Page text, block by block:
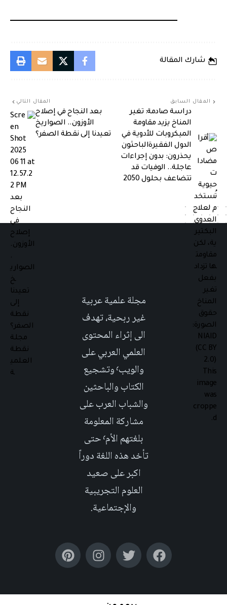
شارك المقالة
المقال السابق
دراسة صادمة: تغير
المناخ يزيد مقاومة
الميكروبات للأدوية في
الدول الفقيرةالباحثون
يحذرون: بدون إجراءات
عاجلة.. الوفيات قد
تتضاعف بحلول 2050
المقال التالي
بعد النجاح في إصلاح
الأوزون.. الصواريخ
تعيدنا إلى نقطة الصفر؟
مجلة علمية عربية
غير ربحية، تهدف
الى إثراء المحتوى
العلمي العربي على
والويب٬ وتشجيع
الكتاب والباحثين
والشباب العرب على
مشاركة المعلومة
بلغتهم الأم٬ حتى
تأخد هذه اللغة دوراً
اكبر على صعيد
العلوم التجريبية
والإجتماعية.